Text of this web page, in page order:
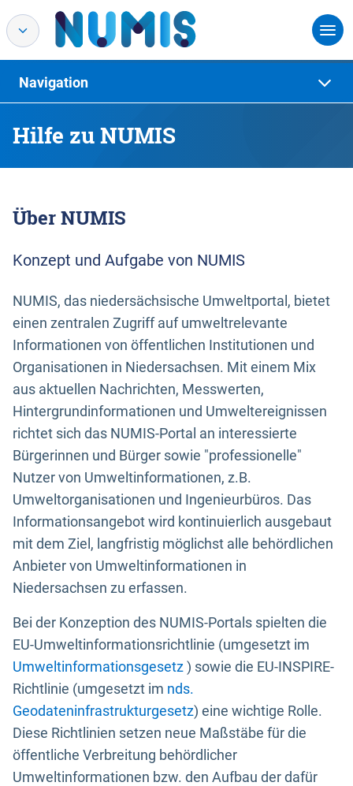
Hilfe zu NUMIS
Navigation
Über NUMIS
Konzept und Aufgabe von NUMIS
NUMIS, das niedersächsische Umweltportal, bietet
einen zentralen Zugriff auf umweltrelevante
Informationen von öffentlichen Institutionen und
Organisationen in Niedersachsen. Mit einem Mix
aus aktuellen Nachrichten, Messwerten,
Hintergrundinformationen und Umweltereignissen
richtet sich das NUMIS-Portal an interessierte
Bürgerinnen und Bürger sowie "professionelle"
Nutzer von Umweltinformationen, z.B.
Umweltorganisationen und Ingenieurbüros. Das
Informationsangebot wird kontinuierlich ausgebaut
mit dem Ziel, langfristig möglichst alle behördlichen
Anbieter von Umweltinformationen in
Niedersachsen zu erfassen.
Bei der Konzeption des NUMIS-Portals spielten die
EU-Umweltinformationsrichtlinie (umgesetzt im
Umweltinformationsgesetz) sowie die EU-INSPIRE-
Richtlinie (umgesetzt im nds.
Geodateninfrastrukturgesetz) eine wichtige Rolle.
Diese Richtlinien setzen neue Maßstäbe für die
öffentliche Verbreitung behördlicher
Umweltinformationen bzw. den Aufbau der dafür